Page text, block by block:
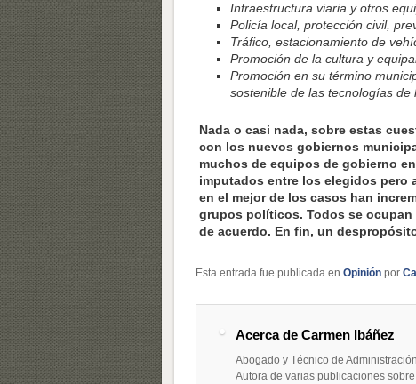
Infraestructura viaria y otros
Policía local, protección civil,
Tráfico, estacionamiento de
Promoción de la cultura y
Promoción en su término
sostenible de las tecnologías de
Nada o casi nada, sobre estas
con los nuevos gobiernos
muchos de equipos de gobierno
imputados entre los elegidos pero
en el mejor de los casos han
grupos políticos. Todos se
de acuerdo. En fin, un
Esta entrada fue publicada en Opinión por
Acerca de Carmen Ibáñez
Abogado y Técnico de
Autora de varias publicaciones